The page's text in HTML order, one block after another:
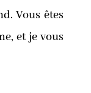
Vous êtes
et je vous